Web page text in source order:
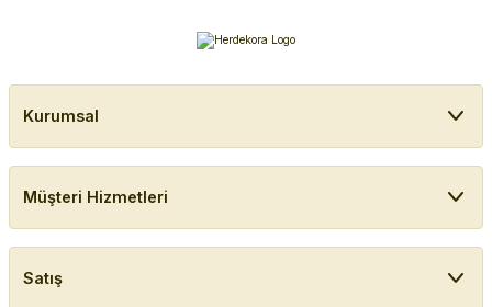
Kurumsal
Müşteri Hizmetleri
Satış